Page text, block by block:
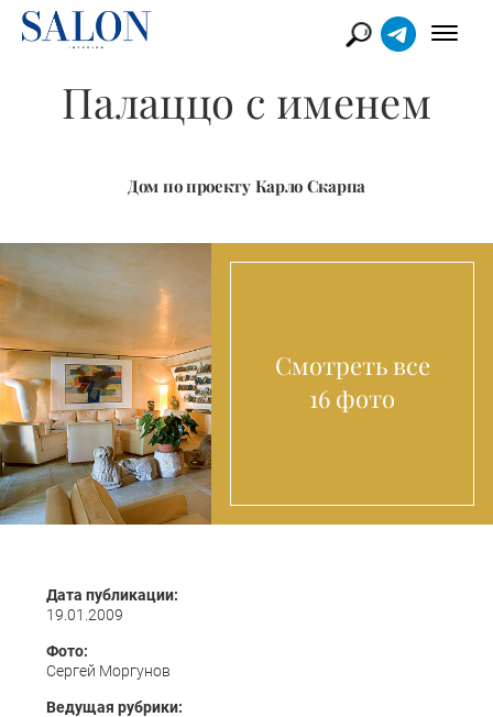
Палаццо с именем
Дом по проекту Карло Скарпа
Смотреть все
16 фото
Дата публикации:
19.01.2009
Фото:
Сергей Моргунов
Ведущая рубрики: